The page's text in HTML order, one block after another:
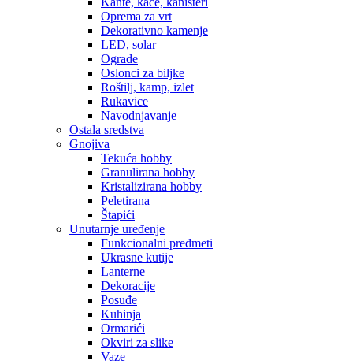
Oprema za vrt
Dekorativno kamenje
LED, solar
Ograde
Oslonci za biljke
Roštilj, kamp, izlet
Rukavice
Navodnjavanje
Ostala sredstva
Gnojiva
Tekuća hobby
Granulirana hobby
Kristalizirana hobby
Peletirana
Štapići
Unutarnje uređenje
Funkcionalni predmeti
Ukrasne kutije
Lanterne
Dekoracije
Posuđe
Kuhinja
Ormarići
Okviri za slike
Vaze